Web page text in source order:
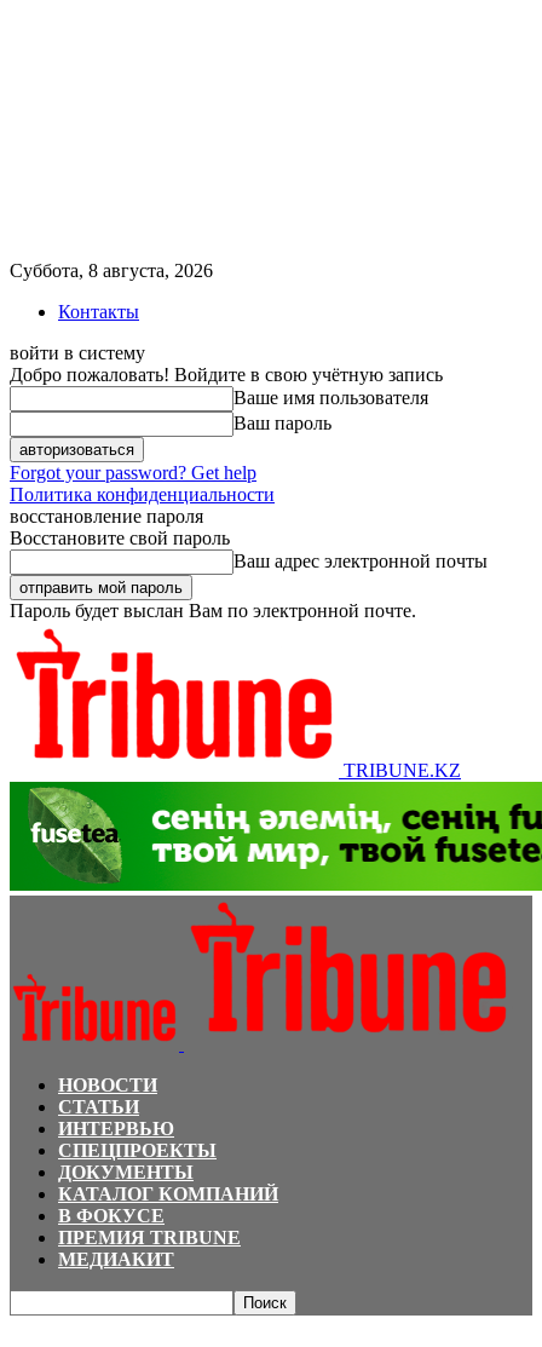
Суббота, 8 августа, 2026
Контакты
войти в систему
Добро пожаловать! Войдите в свою учётную запись
Ваше имя пользователя
Ваш пароль
Forgot your password? Get help
Политика конфиденциальности
восстановление пароля
Восстановите свой пароль
Ваш адрес электронной почты
Пароль будет выслан Вам по электронной почте.
TRIBUNE.KZ
НОВОСТИ
СТАТЬИ
ИНТЕРВЬЮ
СПЕЦПРОЕКТЫ
ДОКУМЕНТЫ
КАТАЛОГ КОМПАНИЙ
В ФОКУСЕ
ПРЕМИЯ TRIBUNE
МЕДИАКИТ